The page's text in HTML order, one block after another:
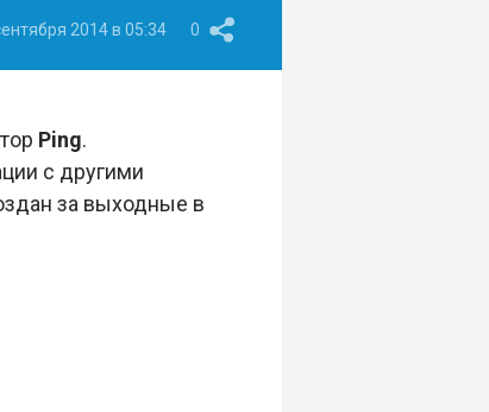
2014 в 05:34 0
Ping.
с другими
за выходные в